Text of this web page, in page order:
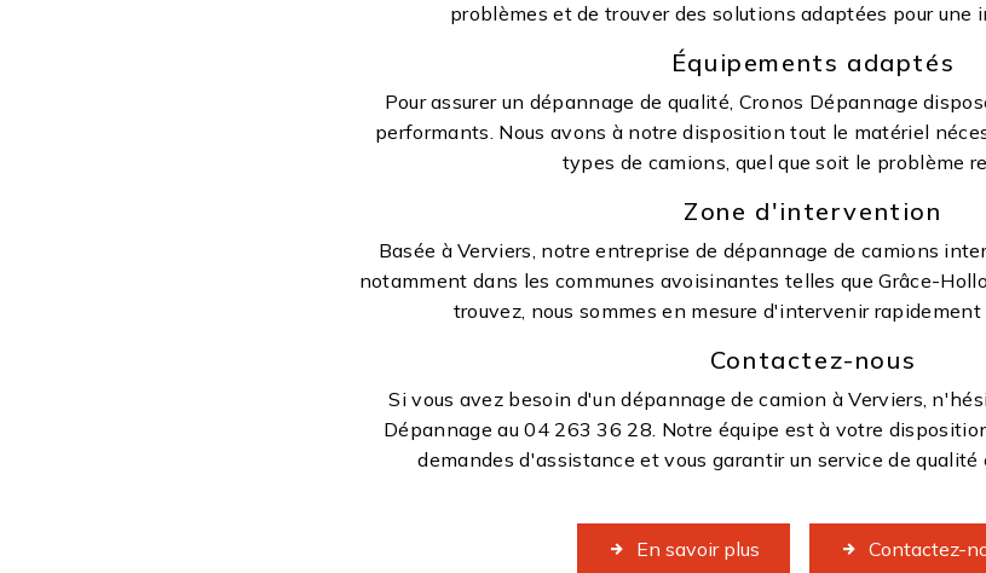
problèmes et de trouver des solutions adaptées pour
Équipements adaptés
Pour assurer un dépannage de qualité, Cronos Dépannage
performants. Nous avons à notre disposition tout le matériel
types de camions, quel que soit le problème
Zone d'intervention
Basée à Verviers, notre entreprise de dépannage de camions
notamment dans les communes avoisinantes telles que Grâce-
trouvez, nous sommes en mesure d'intervenir rapidement
Contactez-nous
Si vous avez besoin d'un dépannage de camion à Verviers,
Dépannage au 04 263 36 28. Notre équipe est à votre
demandes d'assistance et vous garantir un service de
En savoir plus Contactez-